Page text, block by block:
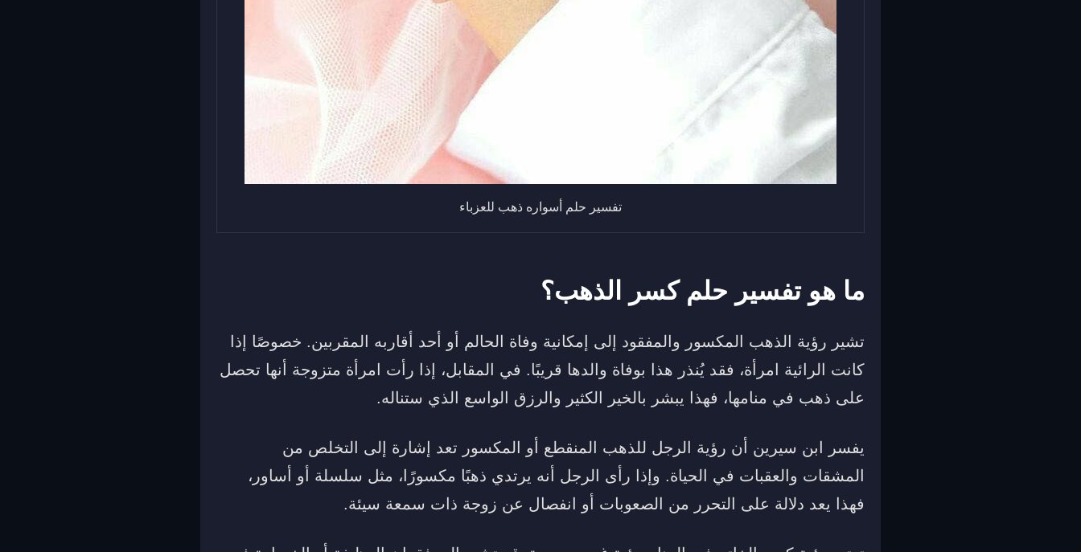
تفسير حلم أسواره ذهب للعزباء
ما هو تفسير حلم كسر الذهب؟
تشير رؤية الذهب المكسور والمفقود إلى إمكانية وفاة الحالم أو أحد أقاربه المقربين. خصوصًا إذا
كانت الرائية امرأة، فقد يُنذر هذا بوفاة والدها قريبًا. في المقابل، إذا رأت امرأة متزوجة أنها تحصل
على ذهب في منامها، فهذا يبشر بالخير الكثير والرزق الواسع الذي ستناله.
يفسر ابن سيرين أن رؤية الرجل للذهب المنقطع أو المكسور تعد إشارة إلى التخلص من
المشقات والعقبات في الحياة. وإذا رأى الرجل أنه يرتدي ذهبًا مكسورًا، مثل سلسلة أو أساور،
فهذا يعد دلالة على التحرر من الصعوبات أو انفصال عن زوجة ذات سمعة سيئة.